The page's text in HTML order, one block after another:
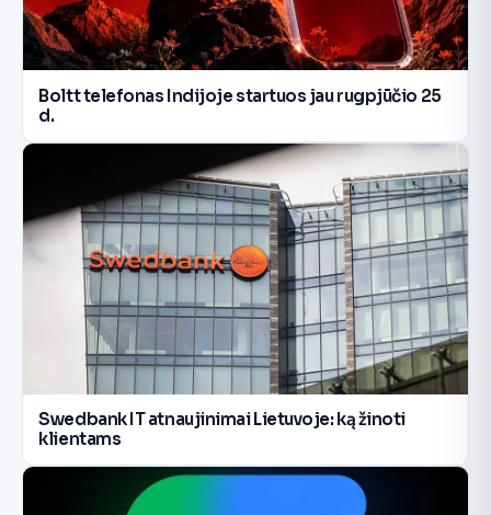
Boltt telefonas Indijoje startuos jau rugpjūčio 25
d.
Swedbank IT atnaujinimai Lietuvoje: ką žinoti
klientams